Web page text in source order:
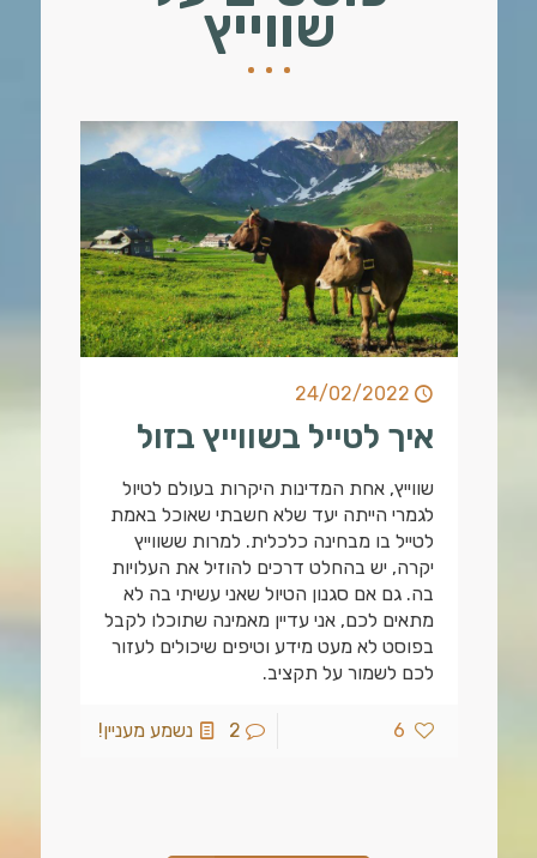
שווייץ
24/02/2022
איך לטייל בשווייץ בזול
שווייץ, אחת המדינות היקרות בעולם לטיול
לגמרי הייתה יעד שלא חשבתי שאוכל באמת
לטייל בו מבחינה כלכלית. למרות ששווייץ
יקרה, יש בהחלט דרכים להוזיל את העלויות
בה. גם אם סגנון הטיול שאני עשיתי בה לא
מתאים לכם, אני עדיין מאמינה שתוכלו לקבל
בפוסט לא מעט מידע וטיפים שיכולים לעזור
לכם לשמור על תקציב.
6
2 נשמע מעניין!